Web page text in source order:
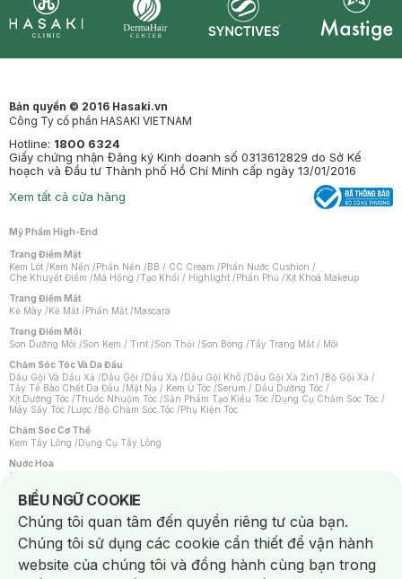
Bản quyền © 2016 Hasaki.vn
Công Ty cổ phần HASAKI VIETNAM
Hotline: 1800 6324
Giấy chứng nhận Đăng ký Kinh doanh số 0313612829 do Sở Kế
hoạch và Đầu tư Thành phố Hồ Chí Minh cấp ngày 13/01/2016
Xem tất cả cửa hàng
Mỹ Phẩm High-End
Trang Điểm Mặt
Kem Lót /Kem Nền /Phấn Nền /BB / CC Cream /Phấn Nước Cushion /
Che Khuyết Điểm /Má Hồng /Tạo Khối / Highlight /Phấn Phủ /Xịt Khoá Makeup
Trang Điểm Mắt
Kẻ Mày /Kẻ Mắt /Phấn Mắt /Mascara
Trang Điểm Môi
Son Dưỡng Môi /Son Kem / Tint /Son Thỏi /Son Bóng /Tẩy Trang Mắt / Môi
Chăm Sóc Tóc Và Da Đầu
Dầu Gội Và Dầu Xả /Dầu Gội /Dầu Xả /Dầu Gội Khô /Dầu Gội Xả 2in1 /Bộ Gội Xả /
Tẩy Tế Bào Chết Da Đầu /Mặt Nạ / Kem Ủ Tóc /Serum / Dầu Dưỡng Tóc /
Xịt Dưỡng Tóc /Thuốc Nhuộm Tóc /Sản Phẩm Tạo Kiểu Tóc /Dụng Cụ Chăm Sóc Tóc /
Máy Sấy Tóc /Lược /Bộ Chăm Sóc Tóc /Phụ Kiện Tóc
Chăm Sóc Cơ Thể
Kem Tẩy Lông /Dụng Cụ Tẩy Lông
Nước Hoa
Nước Hoa Nữ
Chăm Sóc Cá Nhân
Chống Muỗi /Khẩu Trang /Máy Massage/Mặt Nạ Xông Hơi /Nước Rửa Tay/
Sản Phẩm Chăm Sóc Khác /Bàn Chải Đánh Răng /Bàn Chải Điện/
Hỗ Trợ Trắng Răng/Kem Đánh Răng /Máy Tăm Nước/ Nước Súc Miệng/
Tăm / Chỉ Nha Khoa/ Xịt Thơm Miệng / Dung Dịch Vệ Sinh/Dưỡng Vùng Kín/
Khăn Ướt Vệ Sinh Vùng Kín/Băng Vệ Sinh/Tampon/Bọt Cạo Râu /Dao Cạo Râu/
Máy Cạo Râu
BIỂU NGỮ COOKIE
Notice about cookies usage
Chúng tôi quan tâm đến quyền riêng tư của bạn.
Chúng tôi sử dụng các cookie cần thiết để vận hành
website của chúng tôi và đồng hành cùng bạn trong